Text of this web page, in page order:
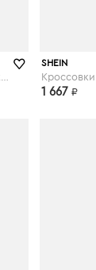
SHEIN
1 667 ₽